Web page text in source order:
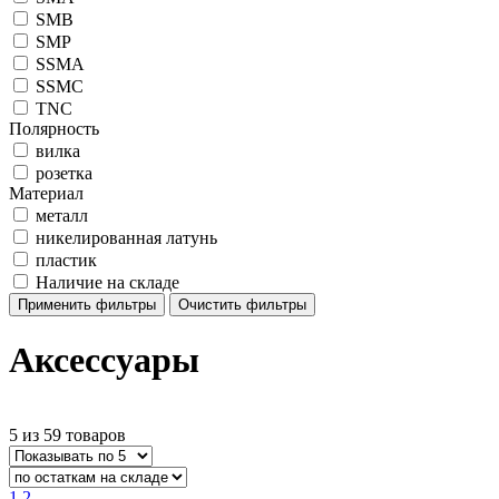
SMB
SMP
SSMA
SSMC
TNC
Полярность
вилка
розетка
Материал
металл
никелированная латунь
пластик
Наличие на складе
Применить фильтры Очистить фильтры
Аксессуары
5 из 59 товаров